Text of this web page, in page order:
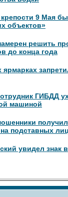
9 Мая
объектов»
решить
до конца года
ярмарках
ГИБДД
машиной
подставных
увидел знак